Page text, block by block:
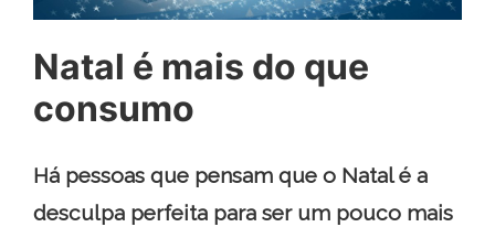
Natal é mais do que
consumo
Há pessoas que pensam que o Natal é a
desculpa perfeita para ser um pouco mais